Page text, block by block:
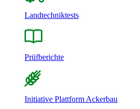
Landtechniktests
Prüfberichte
Initiative Plattform Ackerbau